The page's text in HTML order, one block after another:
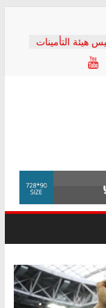
هيئة التأمينات
الأزمة لا ينهي
ونطالب بكشف
الصحي إلى
لجنة “الحق
الانتهاكات
وانتهاء أعمال
يعلن
زهران.. ويؤكد:
العادلة